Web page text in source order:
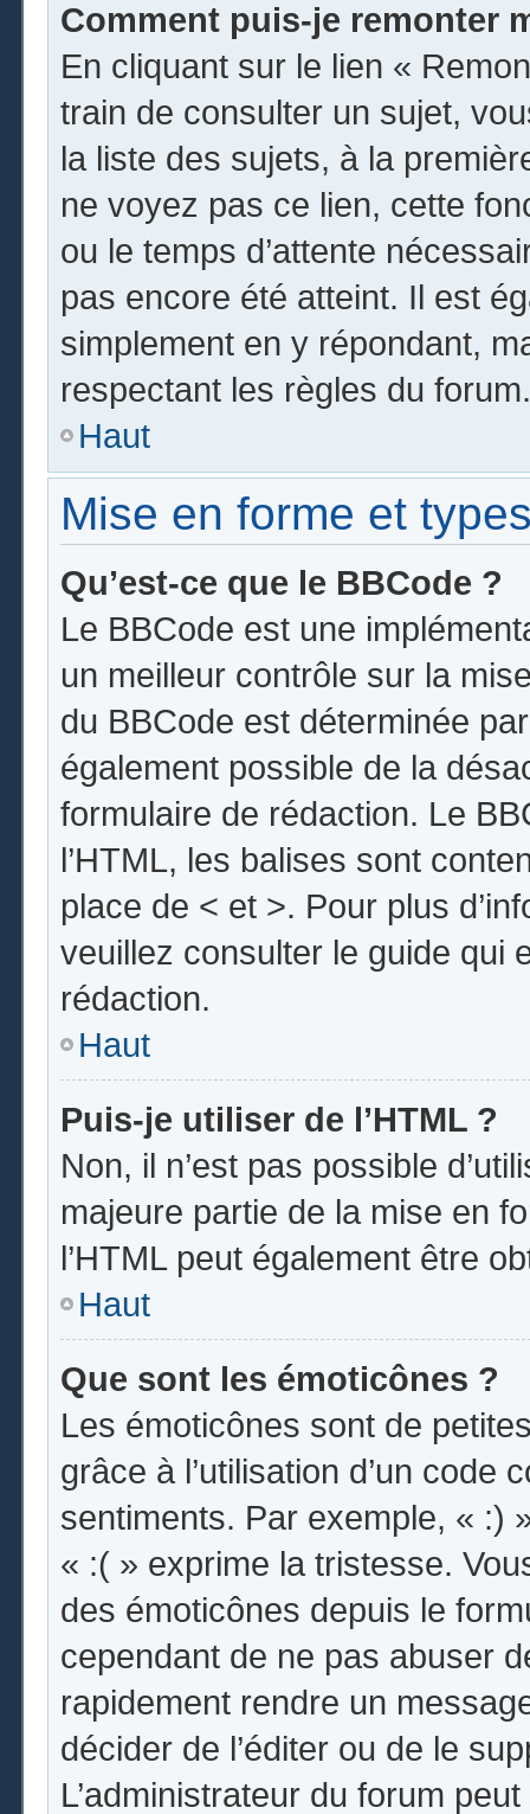
Comment puis-je remonter
En cliquant sur le lien «
train de consulter un sujet,
la liste des sujets, à la
ne voyez pas ce lien, cette
ou le temps d’attente
pas encore été atteint. Il est
simplement en y répondant,
respectant les règles du forum.
Haut
Mise en forme et
Qu’est-ce que le BBCode ?
Le BBCode est une
un meilleur contrôle sur la
du BBCode est déterminée
également possible de la
formulaire de rédaction. Le
l’HTML, les balises sont
place de < et >. Pour plus
veuillez consulter le guide qui
rédaction.
Haut
Puis-je utiliser de l’HTML ?
Non, il n’est pas possible
majeure partie de la mise en
l’HTML peut également être
Haut
Que sont les émoticônes ?
Les émoticônes sont de
grâce à l’utilisation d’un code
sentiments. Par exemple, « :)
« :( » exprime la tristesse.
des émoticônes depuis le
cependant de ne pas abuser
rapidement rendre un
décider de l’éditer ou de le
L’administrateur du forum